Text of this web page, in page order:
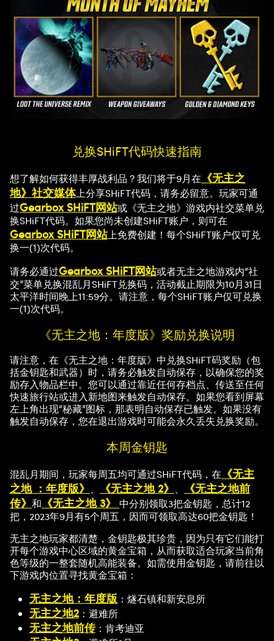
兑换SHiFT代码快速指南
想了解如何获得丰厚战利品？我们将于9月在 《无主之
地》社交媒体上分享SHiFT代码，请务必留意。玩家可通
过Gearbox SHiFT网站或《无主之地》游戏内社交菜单兑
换SHiFT代码。如果您尚未创建SHiFT账户，则可在
Gearbox SHiFT网站上免费创建！每个SHiFT账户仅可兑
换一(1)次代码。
请务必通过Gearbox SHiFT网站或者无主之地游戏内“社
交”菜单兑换混乱月SHiFT兑换码，活动截止期限为10月31日
太平洋时间晚上11:59分。请注意，每个SHiFT账户仅可兑换
一(1)次代码。
《无主之地：年度版》奖励兑换说明
请注意，在《无主之地：年度版》中兑换SHiFT码奖励（包
括金钥匙和武器）时，请务必触发自动保存，以确保您的奖
励存入物品栏中。您可以通过靠近任何存档点、传送至任何
快速旅行站或进入新地图来触发自动保存。如果您看到屏幕
左上角出现“秘藏”图标，那表明自动保存已触发。如果没有
触发自动保存，您在退出游戏时可能会永久丢失兑换奖励。
本周金钥匙
混乱月期间，玩家每周五均可通过SHiFT代码，在 《无主
之地 ：年度版》 、 《无主之地 2》 、
《无主之地前
传》 和 《无主之地 3》 中分别领取3把金钥匙，总计12
把，2023年9月有5个周五，因而可领取高达60把金钥匙！
无主之地玩家都清楚，金钥匙极其珍贵，因为只有它们能打
开每个游戏中心区域的黄金宝箱，从而获取适合玩家当前角
色等级的一整套随机高能装备。如需使用金钥匙，请前往以
下游戏内位置寻找黄金宝箱：
无主之地：年度版 ：燧石镇和新安息所
无主之地2 ：避难所
无主之地前传：肯考迪亚